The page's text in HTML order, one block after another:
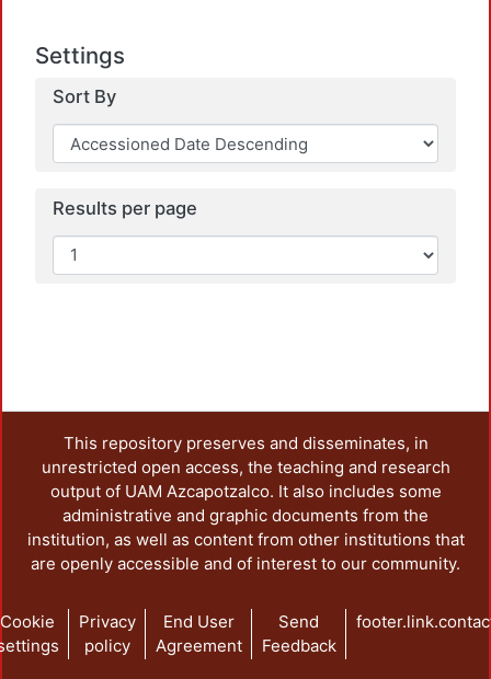
Settings
Sort By
Results per page
This repository preserves and disseminates, in
unrestricted open access, the teaching and research
output of UAM Azcapotzalco. It also includes some
administrative and graphic documents from the
institution, as well as content from other institutions that
are openly accessible and of interest to our community.
Cookie
Privacy
policy
End User
Agreement
Send
Feedback